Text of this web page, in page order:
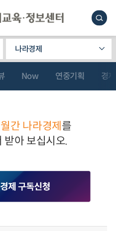
나라경제
Now 연중기획 경
간 나라경제를
받아 보십시오.